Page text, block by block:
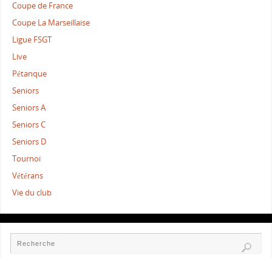
Coupe de France
Coupe La Marseillaise
Ligue FSGT
Live
Pétanque
Seniors
Seniors A
Seniors C
Seniors D
Tournoi
Vétérans
Vie du club